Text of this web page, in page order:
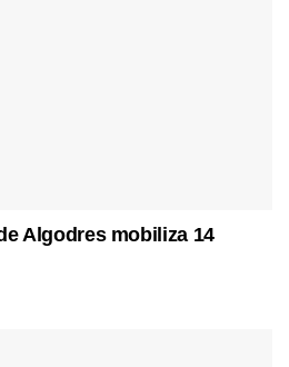
Algodres mobiliza 14